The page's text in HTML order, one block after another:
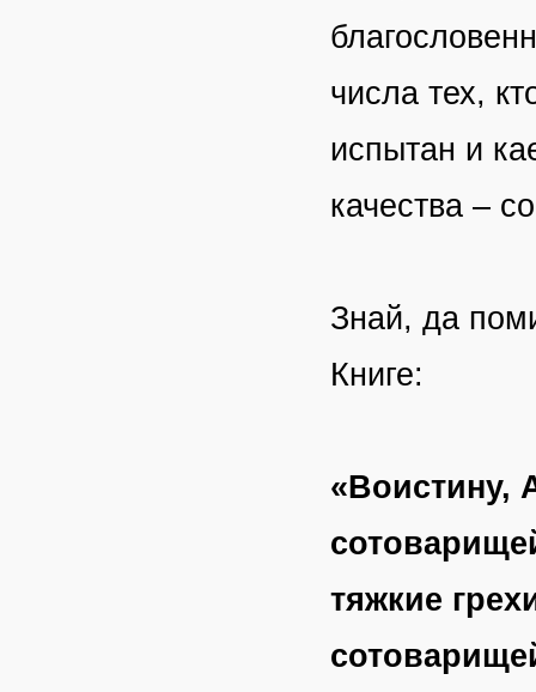
числа тех,
испытан и
качества –
Знай, да
Книге:
«Воистину,
тяжкие